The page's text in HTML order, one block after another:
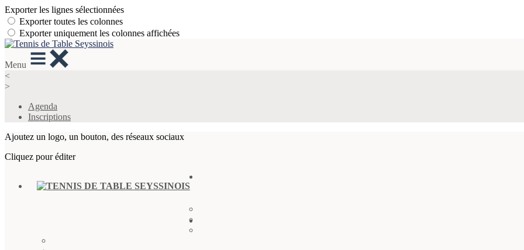
Exporter les lignes sélectionnées
Exporter toutes les colonnes
Exporter uniquement les colonnes affichées
Menu
<
>
Agenda
Inscriptions
Ajoutez un logo, un bouton, des réseaux sociaux
Cliquez pour éditer